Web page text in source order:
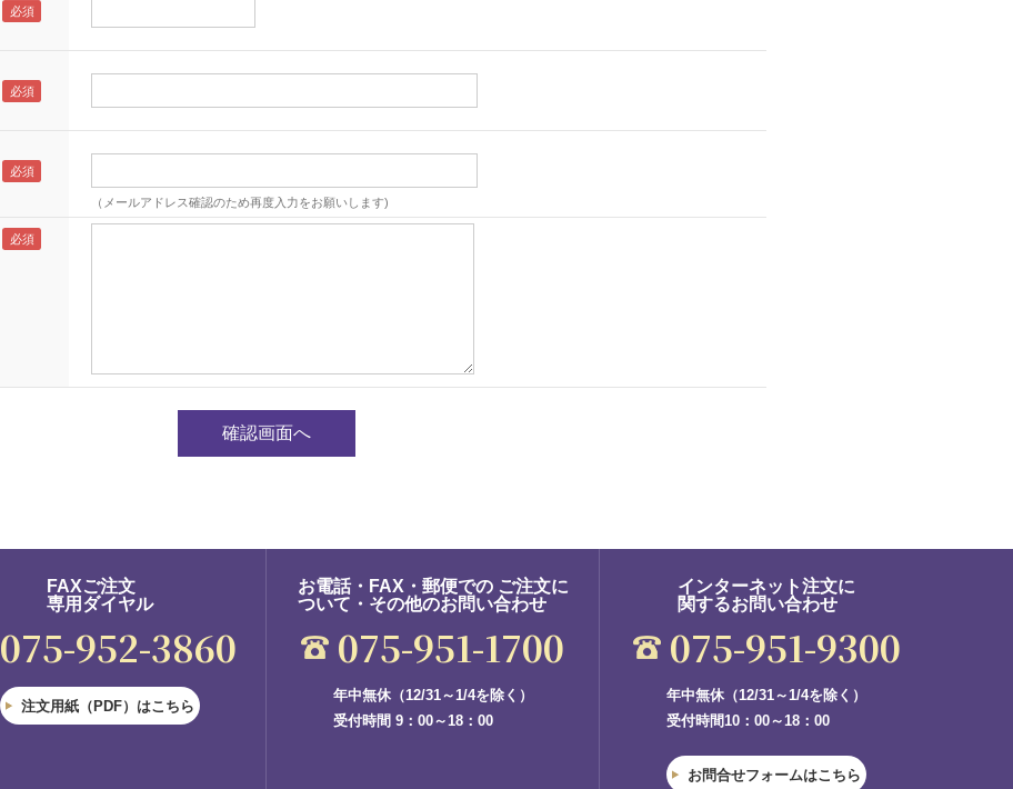
（メールアドレス確認のため再度入力をお願いします)
FAXご注文
専用ダイヤル
075-952-3860
注文用紙（PDF）はこちら
お電話・FAX・郵便での ご注文に
ついて・その他のお問い合わせ
075-951-1700
年中無休（12/31～1/4を除く）
受付時間 9：00～18：00
インターネット注文に
関するお問い合わせ
075-951-9300
年中無休（12/31～1/4を除く）
受付時間10：00～18：00
お問合せフォームはこちら